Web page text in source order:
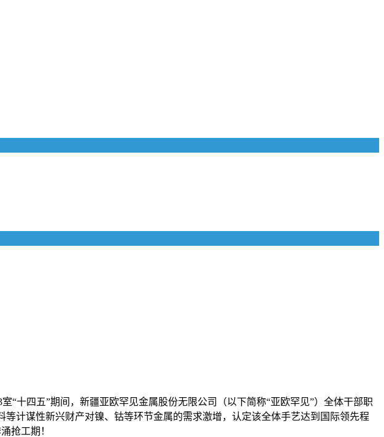
十四五”期间，新疆亚欧罕见金属股份无限公司（以下简称“亚欧罕见”）全体干部职
计谋性新兴财产对镍、钴等环节金属的需求激增，认定该全体手艺达到国际领先程
抢工期！